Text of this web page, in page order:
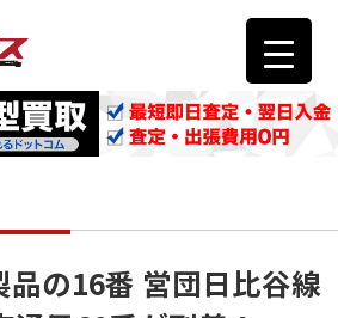
品の16番 営団日比谷線